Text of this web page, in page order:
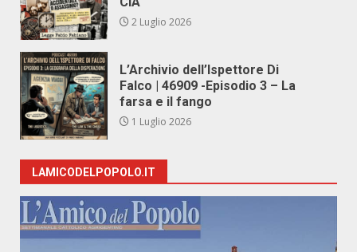
2 Luglio 2026
L’Archivio dell’Ispettore Di
Falco | 46909 -Episodio 3 – La
farsa e il fango
1 Luglio 2026
LAMICODELPOPOLO.IT